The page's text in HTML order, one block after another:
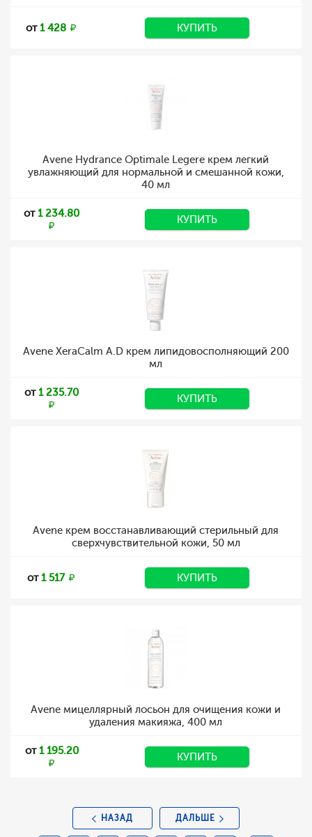
от1 428 КУПИТЬ
Avene Hydrance Optimale Legere крем легкий
увлажняющий для нормальной и смешанной кожи,
40 мл
от1 234.80 КУПИТЬ
Avene XeraCalm A.D крем липидовосполняющий 200
мл
от1 235.70 КУПИТЬ
Avene крем восстанавливающий стерильный для
сверхчувствительной кожи, 50 мл
от1 517 КУПИТЬ
Avene мицеллярный лосьон для очищения кожи и
удаления макияжа, 400 мл
от1 195.20 КУПИТЬ
НАЗАД ДАЛЬШЕ